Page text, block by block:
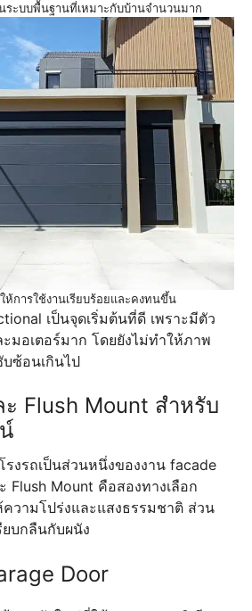
ระบบพื้นฐานที่เหมาะกับบ้านจำนวนมาก
ห้การใช้งานเรียบร้อยและคงทนขึ้น
เป็นจุดเริ่มต้นที่ดี เพราะมีตัว
มอเตอร์มาก โดยยังไม่ทำให้ภาพ
ซ้อนเกินไป
Flush Mount สำหรับ
งรถเป็นส่วนหนึ่งของงาน facade
Flush Mount คือสองทางเลือก
วามโปร่งและแสงธรรมชาติ ส่วน
ยบกลืนกับผนัง
Door